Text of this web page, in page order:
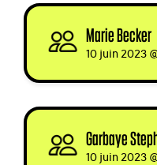
Marie Becker
10 juin 2023
Garbaye
10 juin 2023